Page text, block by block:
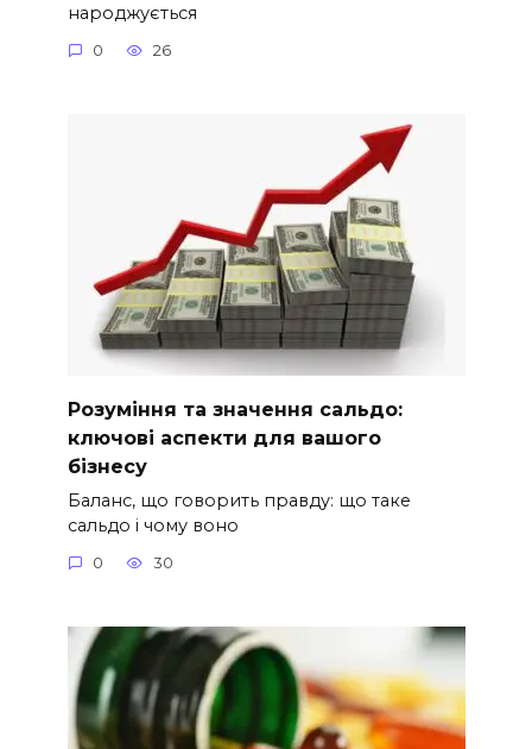
народжується
0 26
Розуміння та значення сальдо:
ключові аспекти для вашого
бізнесу
Баланс, що говорить правду: що таке
сальдо і чому воно
0 30